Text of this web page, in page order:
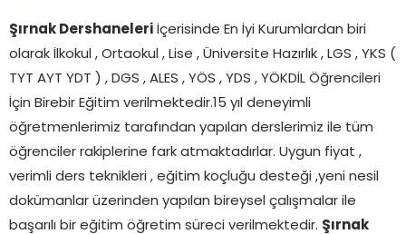
Şırnak Dershaneleri
İçerisinde En İyi Kurumlardan biri
olarak İlkokul , Ortaokul , Lise , Üniversite Hazırlık , LGS , YKS (
TYT AYT YDT ) , DGS , ALES , YÖS , YDS , YÖKDİL Öğrencileri
İçin Birebir Eğitim verilmektedir.15 yıl deneyimli
öğretmenlerimiz tarafından yapılan derslerimiz ile tüm
öğrenciler rakiplerine fark atmaktadırlar. Uygun fiyat ,
verimli ders teknikleri , eğitim koçluğu desteği ,yeni nesil
dokümanlar üzerinden yapılan bireysel çalışmalar ile
başarılı bir eğitim öğretim süreci verilmektedir. Şırnak